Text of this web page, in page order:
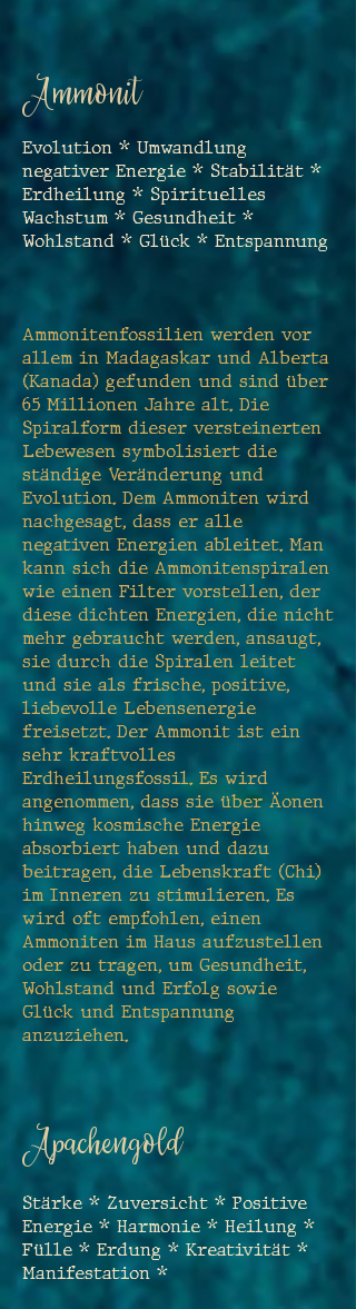
Ammonit
Evolution * Umwandlung
negativer Energie * Stabilität *
Erdheilung * Spirituelles
Wachstum * Gesundheit *
Wohlstand * Glück * Entspannung
Ammonitenfossilien werden vor
allem in Madagaskar und Alberta
(Kanada) gefunden und sind über
65 Millionen Jahre alt. Die
Spiralform dieser versteinerten
Lebewesen symbolisiert die
ständige Veränderung und
Evolution. Dem Ammoniten wird
nachgesagt, dass er alle
negativen Energien ableitet. Man
kann sich die Ammonitenspiralen
wie einen Filter vorstellen, der
diese dichten Energien, die nicht
mehr gebraucht werden, ansaugt,
sie durch die Spiralen leitet
und sie als frische, positive,
liebevolle Lebensenergie
freisetzt. Der Ammonit ist ein
sehr kraftvolles
Erdheilungsfossil. Es wird
angenommen, dass sie über Äonen
hinweg kosmische Energie
absorbiert haben und dazu
beitragen, die Lebenskraft (Chi)
im Inneren zu stimulieren. Es
wird oft empfohlen, einen
Ammoniten im Haus aufzustellen
oder zu tragen, um Gesundheit,
Wohlstand und Erfolg sowie
Glück und Entspannung
anzuziehen.
Apachengold
Stärke * Zuversicht * Positive
Energie * Harmonie * Heilung *
Fülle * Erdung * Kreativität *
Manifestation *